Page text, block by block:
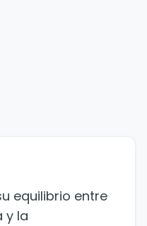
equilibrio entre
y la